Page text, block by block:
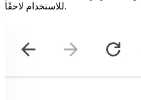
للاستخدام لاحقًا.